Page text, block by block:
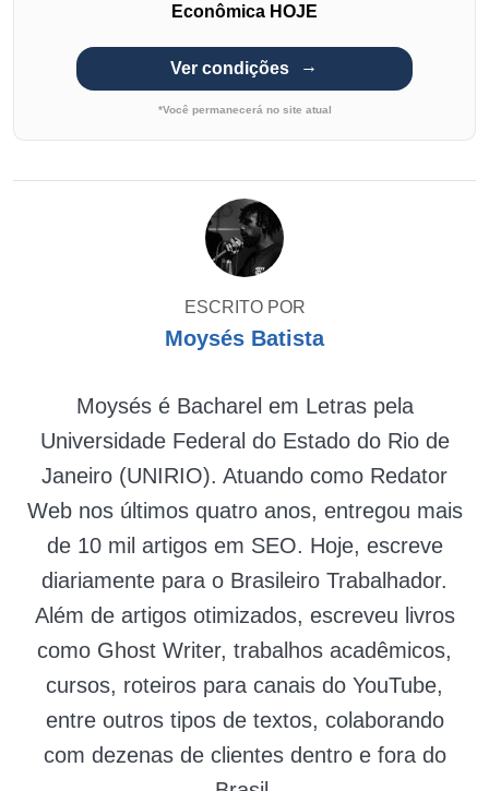
Econômica HOJE
Ver condições
*Você permanecerá no site atual
ESCRITO POR
Moysés Batista
Moysés é Bacharel em Letras pela
Universidade Federal do Estado do Rio de
Janeiro (UNIRIO). Atuando como Redator
Web nos últimos quatro anos, entregou mais
de 10 mil artigos em SEO. Hoje, escreve
diariamente para o Brasileiro Trabalhador.
Além de artigos otimizados, escreveu livros
como Ghost Writer, trabalhos acadêmicos,
cursos, roteiros para canais do YouTube,
entre outros tipos de textos, colaborando
com dezenas de clientes dentro e fora do